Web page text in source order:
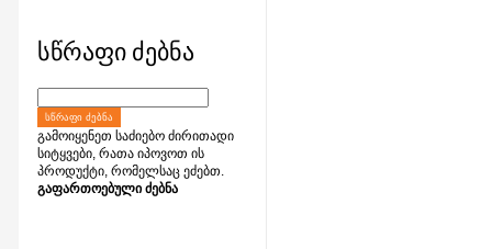
სწრაფი ძებნა
ᲡᲬᲠᲐᲤᲘ ᲫᲔᲑᲜᲐ
გამოიყენეთ საძიებო ძირითადი
სიტყვები, რათა იპოვოთ ის
პროდუქტი, რომელსაც ეძებთ.
გაფართოებული ძებნა